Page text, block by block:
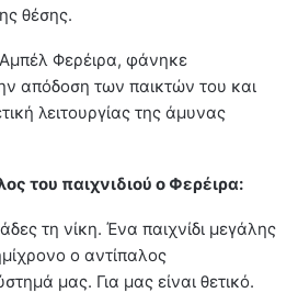
θέσης.
Φερέιρα, φάνηκε
απόδοση των παικτών του και
λειτουργίας της άμυνας
του παιχνιδιού ο Φερέιρα:
τη νίκη. Ένα παιχνίδι μεγάλης
ο αντίπαλος
μας. Για μας είναι θετικό.